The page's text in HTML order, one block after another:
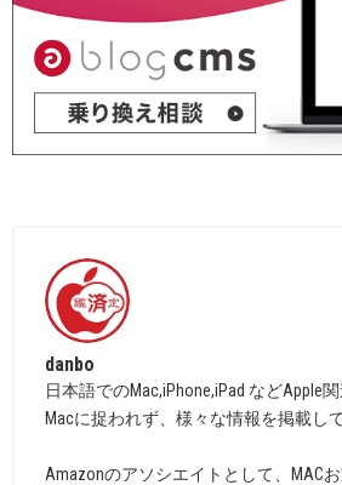
danbo
日本語でのMac,iPhone,iPad などApple
Macに捉われず、様々な情報を掲載し
Amazonのアソシエイトとして、MAC